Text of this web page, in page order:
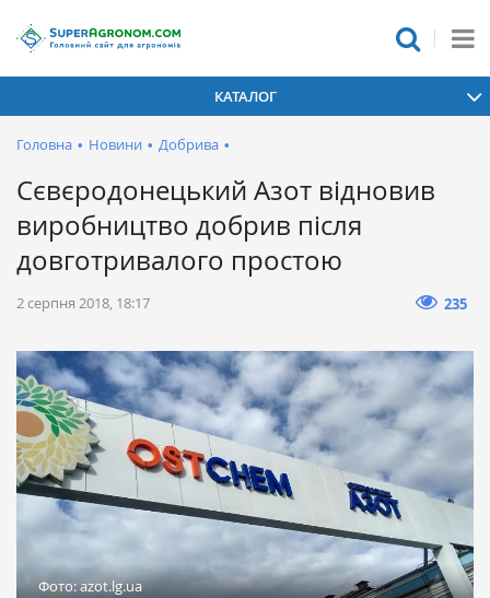
КАТАЛОГ
Головна • Новини • Добрива •
Сєвєродонецький Азот відновив
виробництво добрив після
довготривалого простою
2 серпня 2018, 18:17 235
Фото: azot.lg.ua